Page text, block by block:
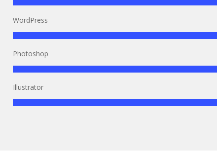
WordPress
Photoshop
Illustrator